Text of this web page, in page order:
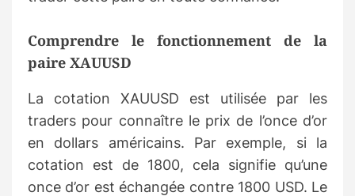
Comprendre le fonctionnement de la
paire XAUUSD
La cotation XAUUSD est utilisée par les
traders pour connaître le prix de l’once d’or
en dollars américains. Par exemple, si la
cotation est de 1800, cela signifie qu’une
once d’or est échangée contre 1800 USD. Le